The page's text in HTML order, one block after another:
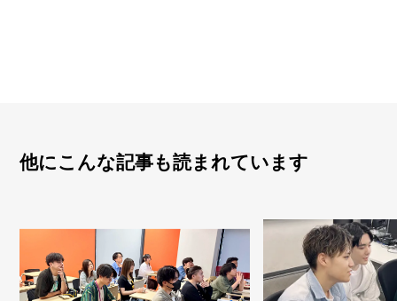
他にこんな記事も読まれています